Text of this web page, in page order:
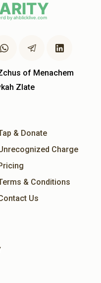
of Menachem
Zlate
& Donate
Charge
& Conditions
Us